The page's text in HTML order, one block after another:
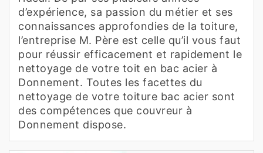
d’expérience, sa passion du métier et ses
connaissances approfondies de la toiture,
l’entreprise M. Père est celle qu’il vous faut
pour réussir efficacement et rapidement le
nettoyage de votre toit en bac acier à
Donnement. Toutes les facettes du
nettoyage de votre toiture bac acier sont
des compétences que couvreur à
Donnement dispose.